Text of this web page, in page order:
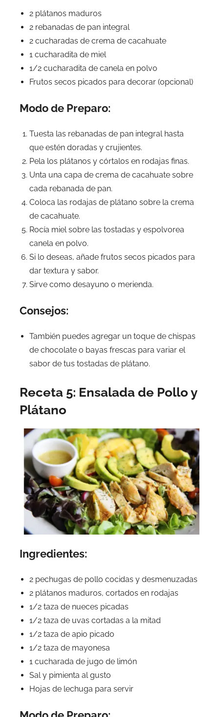
2 plátanos maduros
2 rebanadas de pan integral
2 cucharadas de crema de cacahuate
1 cucharadita de miel
1/2 cucharadita de canela en polvo
Frutos secos picados para decorar (opcional)
Modo de Preparo:
Tuesta las rebanadas de pan integral hasta
que estén doradas y crujientes.
Pela los plátanos y córtalos en rodajas finas.
Unta una capa de crema de cacahuate sobre
cada rebanada de pan.
Coloca las rodajas de plátano sobre la crema
de cacahuate.
Rocía miel sobre las tostadas y espolvorea
canela en polvo.
Si lo deseas, añade frutos secos picados para
dar textura y sabor.
Sirve como desayuno o merienda.
Consejos:
También puedes agregar un toque de chispas
de chocolate o bayas frescas para variar el
sabor de tus tostadas de plátano.
Receta 5: Ensalada de Pollo y
Plátano
Ingredientes:
2 pechugas de pollo cocidas y desmenuzadas
2 plátanos maduros, cortados en rodajas
1/2 taza de nueces picadas
1/2 taza de uvas cortadas a la mitad
1/2 taza de apio picado
1/2 taza de mayonesa
1 cucharada de jugo de limón
Sal y pimienta al gusto
Hojas de lechuga para servir